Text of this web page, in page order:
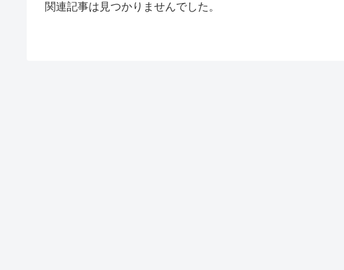
関連記事は見つかりませんでした。